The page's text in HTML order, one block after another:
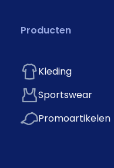
Producten
Kleding
Sportswear
Promoartikelen